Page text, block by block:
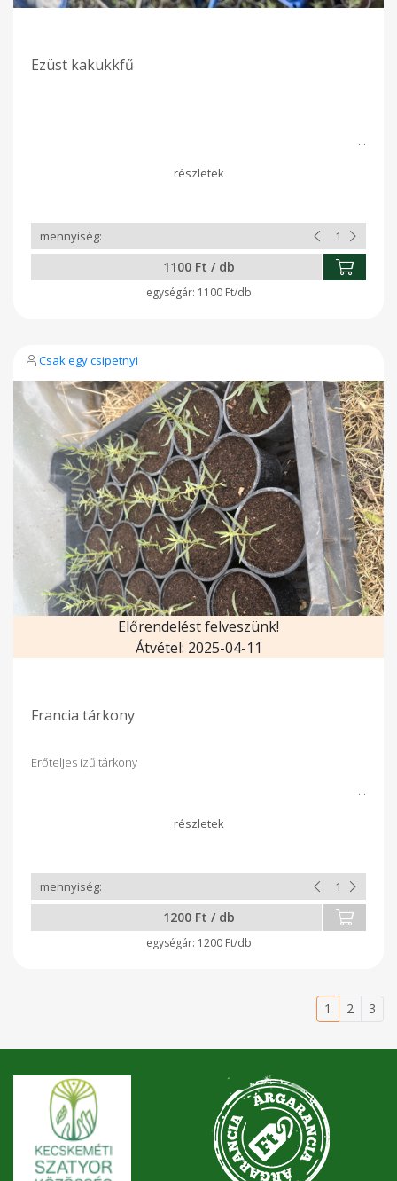
Ezüst kakukkfű
1100 Ft / db
1100 Ft/db
Csak egy csipetnyi
Előrendelést felveszünk!
Átvétel: 2025-04-11
Francia tárkony
Erőteljes ízű tárkony
1200 Ft / db
1200 Ft/db
1 2 3